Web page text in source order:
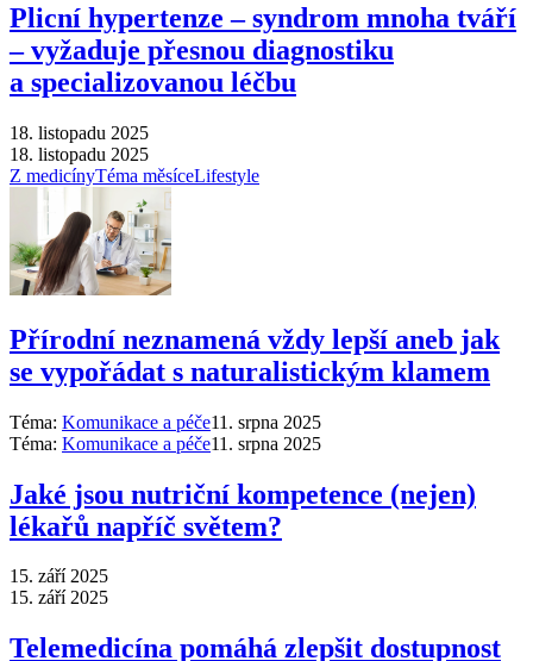
Plicní hypertenze –⁠ syndrom mnoha tváří
–⁠ vyžaduje přesnou diagnostiku
a specializovanou léčbu
18. listopadu 2025
18. listopadu 2025
Z medicínyTéma měsíceLifestyle
Přírodní neznamená vždy lepší aneb jak
se vypořádat s naturalistickým klamem
Téma: Komunikace a péče11. srpna 2025
Téma: Komunikace a péče11. srpna 2025
Jaké jsou nutriční kompetence (nejen)
lékařů napříč světem?
15. září 2025
15. září 2025
Telemedicína pomáhá zlepšit dostupnost